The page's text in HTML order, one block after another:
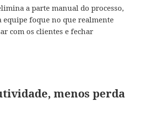
a parte manual do processo,
foque no que realmente
com os clientes e fechar
menos perda